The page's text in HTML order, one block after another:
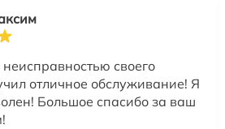
своего
отличное обслуживание! Я
Большое спасибо за ваш